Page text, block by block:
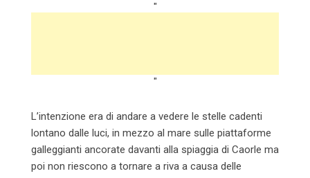
"
"
L’intenzione era di andare a vedere le stelle cadenti
lontano dalle luci, in mezzo al mare sulle piattaforme
galleggianti ancorate davanti alla spiaggia di Caorle ma
poi non riescono a tornare a riva a causa delle